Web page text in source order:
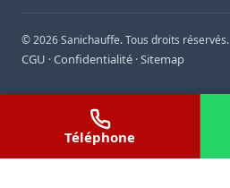
©2026Sanichauffe. Tous droits réservés.
CGU ·Confidentialité ·Sitemap